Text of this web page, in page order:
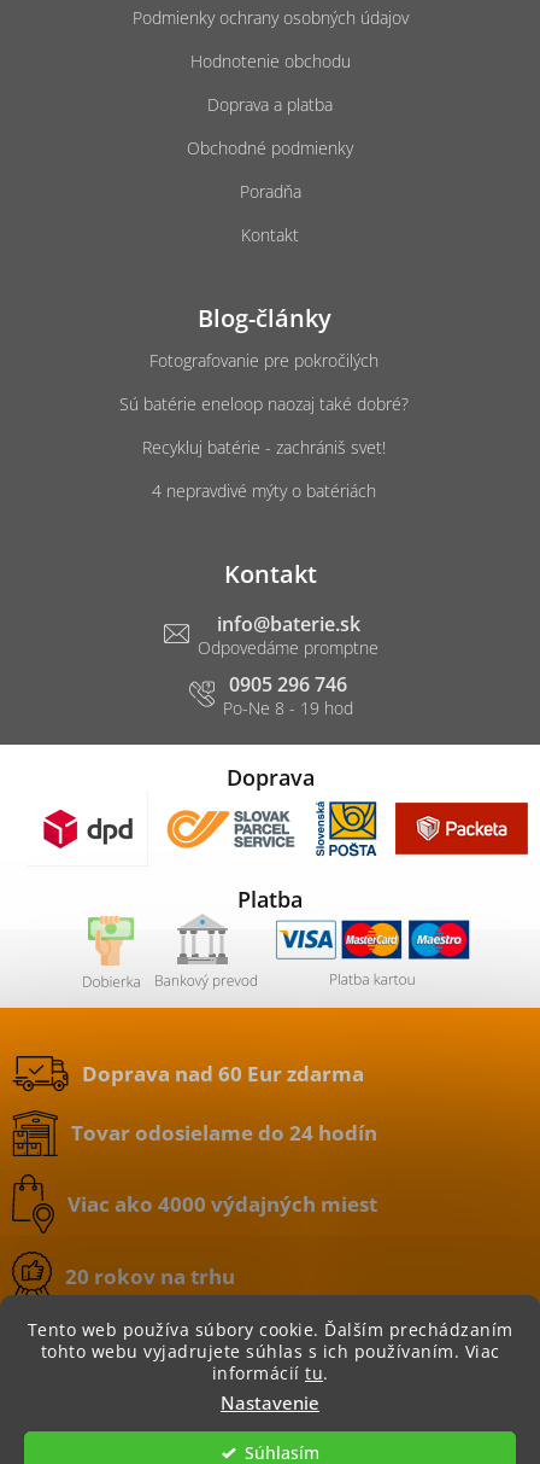
Tento web používa súbory cookie. Ďalším prechádzaním
tohto webu vyjadrujete súhlas s ich používaním. Viac
informácií tu.
Nastavenie
Súhlasím
Podmienky ochrany osobných údajov
Hodnotenie obchodu
Doprava a platba
Obchodné podmienky
Poradňa
Kontakt
Blog-články
Fotografovanie pre pokročilých
Sú batérie eneloop naozaj také dobré?
Recykluj batérie - zachrániš svet!
4 nepravdivé mýty o batériách
Kontakt
info@baterie.sk
0905 296 746
Doprava
Platba
Doprava nad 60 Eur zdarma
Tovar odosielame do 24 hodín
Viac ako 4000 výdajných miest
20 rokov na trhu
BATERIE.sk | internetový obchod
Všetky práva vyhradené.